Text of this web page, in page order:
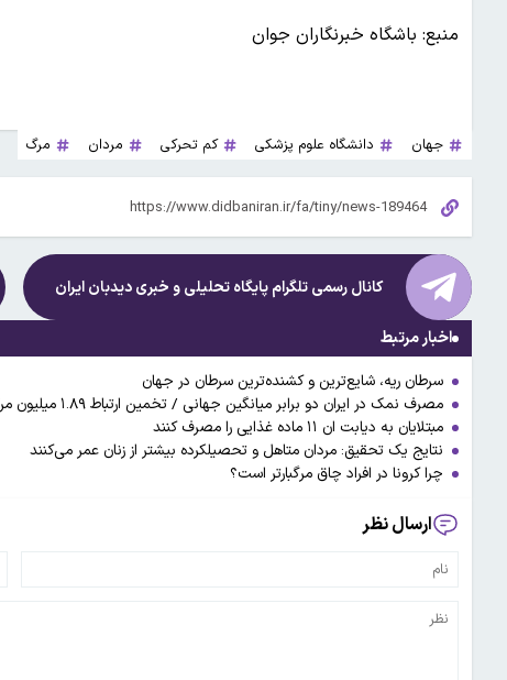
منبع: باشگاه خبرنگاران جوان
جهان دانشگاه علوم پزشکی کم تحرکی مردان مرگ
کانال رسمی تلگرام پایگاه تحلیلی و خبریدیدبان ایران
اخبار مرتبط
سرطان ریه، شایع‌ترین و کشنده‌ترین سرطان در جهان
مصرف نمک در ایران دو برابر میانگین جهانی / تخمین ارتباط ۱.۸۹ میلیون مرگ در سال با مصرف بیش از حد سدیم
مبتلایان به دیابت ان ۱۱ ماده غذایی را مصرف کنند
نتایج یک تحقیق: مردان متاهل و تحصیلکرده بیشتر از زنان عمر می‌کنند
چرا کرونا در افراد چاق مرگبارتر است؟
ارسال نظر